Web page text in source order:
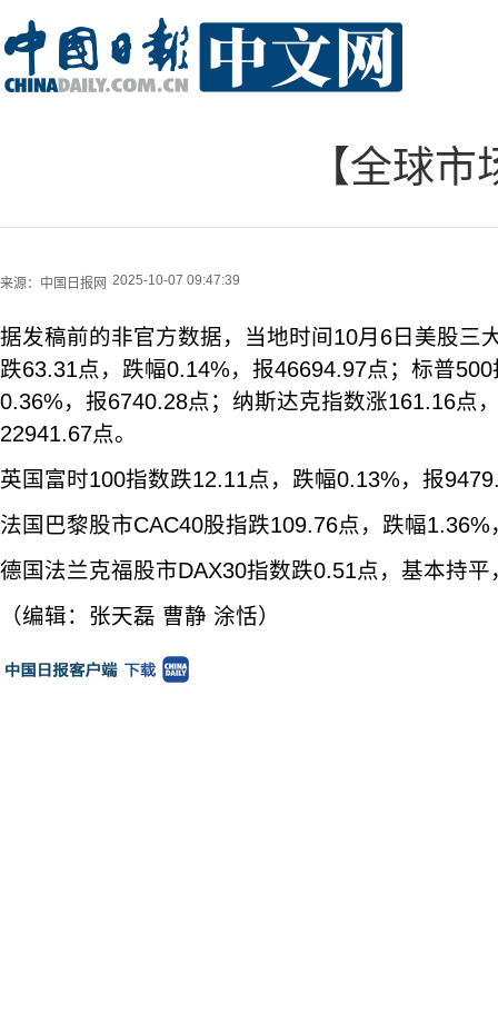
【全球
来源： 中国日报网 2025-10-07 09:47:39
据发稿前的非官方数据，当地时间10月6日美股三
跌63.31点，跌幅0.14%，报46694.97点；标普
0.36%，报6740.28点；纳斯达克指数涨161.16点
22941.67点。
英国富时100指数跌12.11点，跌幅0.13%，报
法国巴黎股市CAC40股指跌109.76点，跌幅
德国法兰克福股市DAX30指数跌0.51点，基本持
（编辑：张天磊 曹静 涂恬）